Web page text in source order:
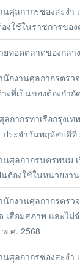
ศุลกากรช่องสะงำ
งใช้ในราชการขอ
ทอดตลาดของกลา
กงานศุลกากรตรว
งที่เป็นของต้องกำกัด
กากรท่าเรือกรุงเ
ประจำวันพฤหัสบดี
ศุลกากรนครพนม
ต้องใช้ในหน่วยงา
กงานศุลกากรตรว
สื่อมสภาพ และไม่
.ศ. 2568
ศุลกากรช่องสะง